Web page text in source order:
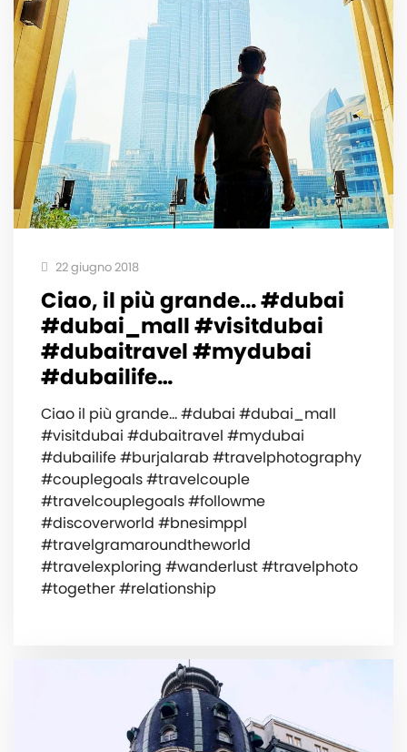
22 giugno 2018
Ciao, il più grande... #dubai
#dubai_mall #visitdubai
#dubaitravel #mydubai
#dubailife…
Ciao il più grande... #dubai #dubai_mall
#visitdubai #dubaitravel #mydubai
#dubailife #burjalarab #travelphotography
#couplegoals #travelcouple
#travelcouplegoals #followme
#discoverworld #bnesimppl
#travelgramaroundtheworld
#travelexploring #wanderlust #travelphoto
#together #relationship